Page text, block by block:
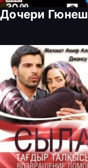
Дочери Гюнеш